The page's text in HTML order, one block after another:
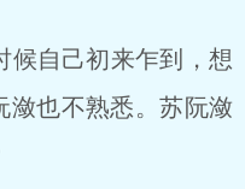
自己初来乍到，想
潋也不熟悉。苏阮潋